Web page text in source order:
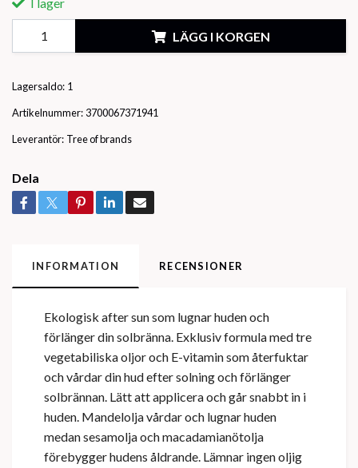
LÄGG I KORGEN
Lagersaldo: 1
Artikelnummer: 3700067371941
Leverantör: Tree of brands
Dela
INFORMATION RECENSIONER
Ekologisk after sun som lugnar huden och
förlänger din solbränna. Exklusiv formula med tre
vegetabiliska oljor och E-vitamin som återfuktar
och vårdar din hud efter solning och förlänger
solbrännan. Lätt att applicera och går snabbt in i
huden. Mandelolja vårdar och lugnar huden
medan sesamolja och macadamianötolja
förebygger hudens åldrande. Lämnar ingen oljig